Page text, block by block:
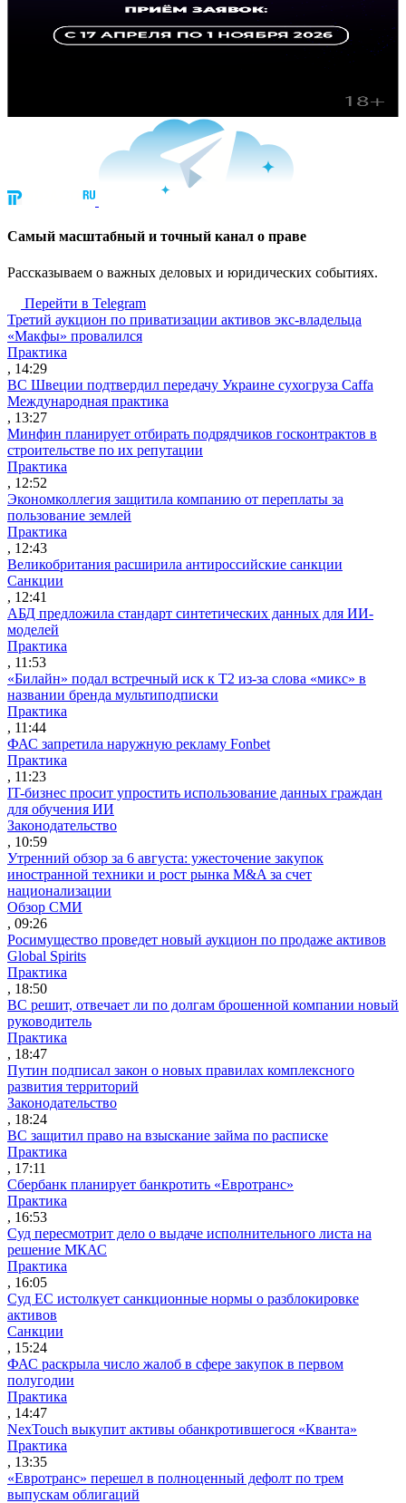
Cамый масштабный и точный канал о праве
Рассказываем о важных деловых и юридических событиях.
Перейти в Telegram
Третий аукцион по приватизации активов экс-владельца
«Макфы» провалился
Практика
, 14:29
ВС Швеции подтвердил передачу Украине сухогруза Caffa
Международная практика
, 13:27
Минфин планирует отбирать подрядчиков госконтрактов в
строительстве по их репутации
Практика
, 12:52
Экономколлегия защитила компанию от переплаты за
пользование землей
Практика
, 12:43
Великобритания расширила антироссийские санкции
Санкции
, 12:41
АБД предложила стандарт синтетических данных для ИИ-
моделей
Практика
, 11:53
«Билайн» подал встречный иск к Т2 из-за слова «микс» в
названии бренда мультиподписки
Практика
, 11:44
ФАС запретила наружную рекламу Fonbet
Практика
, 11:23
IT-бизнес просит упростить использование данных граждан
для обучения ИИ
Законодательство
, 10:59
Утренний обзор за 6 августа: ужесточение закупок
иностранной техники и рост рынка M&A за счет
национализации
Обзор СМИ
, 09:26
Росимущество проведет новый аукцион по продаже активов
Global Spirits
Практика
, 18:50
ВС решит, отвечает ли по долгам брошенной компании новый
руководитель
Практика
, 18:47
Путин подписал закон о новых правилах комплексного
развития территорий
Законодательство
, 18:24
ВС защитил право на взыскание займа по расписке
Практика
, 17:11
Сбербанк планирует банкротить «Евротранс»
Практика
, 16:53
Суд пересмотрит дело о выдаче исполнительного листа на
решение МКАС
Практика
, 16:05
Суд ЕС истолкует санкционные нормы о разблокировке
активов
Санкции
, 15:24
ФАС раскрыла число жалоб в сфере закупок в первом
полугодии
Практика
, 14:47
NexTouch выкупит активы обанкротившегося «Кванта»
Практика
, 13:35
«Евротранс» перешел в полноценный дефолт по трем
выпускам облигаций